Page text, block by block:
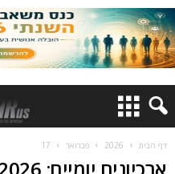
דף הבית 2026 פברואר 17